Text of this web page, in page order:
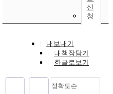
신
청
내보내기
내책장담기
한글로보기
정확도순